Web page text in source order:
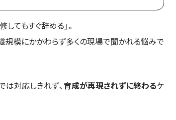
てもすぐ辞める」。
規模にかかわらず多くの現場で聞かれる悩みで
対応しきれず、育成が再現されずに終わるケ